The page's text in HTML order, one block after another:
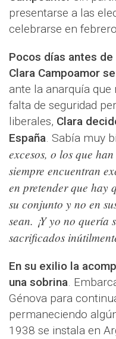
presentarse a las
celebrarse en
Pocos días antes
Clara Campoamor
ante la anarquía
falta de seguridad
liberales, Clara
España. Sabía muy
excesos, o los que
siempre encuentran
en pretender que hay
su conjunto y no en
sean. ¡Y yo no quería
sacrificados
En su exilio la
una sobrina.
Génova para
permaneciendo
1938 se instala en